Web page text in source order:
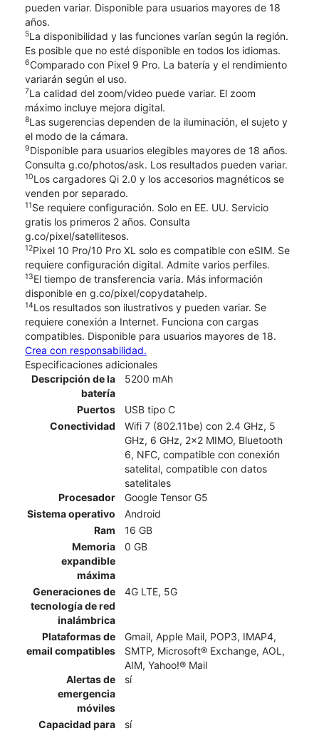
pueden variar. Disponible para usuarios mayores de 18
años.
5La disponibilidad y las funciones varían según la región.
Es posible que no esté disponible en todos los idiomas.
6Comparado con Pixel 9 Pro. La batería y el rendimiento
variarán según el uso.
7La calidad del zoom/video puede variar. El zoom
máximo incluye mejora digital.
8Las sugerencias dependen de la iluminación, el sujeto y
el modo de la cámara.
9Disponible para usuarios elegibles mayores de 18 años.
Consulta g.co/photos/ask. Los resultados pueden variar.
10Los cargadores Qi 2.0 y los accesorios magnéticos se
venden por separado.
11Se requiere configuración. Solo en EE. UU. Servicio
gratis los primeros 2 años. Consulta
g.co/pixel/satellitesos.
12Pixel 10 Pro/10 Pro XL solo es compatible con eSIM. Se
requiere configuración digital. Admite varios perfiles.
13El tiempo de transferencia varía. Más información
disponible en g.co/pixel/copydatahelp.
14Los resultados son ilustrativos y pueden variar. Se
requiere conexión a Internet. Funciona con cargas
compatibles. Disponible para usuarios mayores de 18.
Crea con responsabilidad.
Especificaciones adicionales
Descripción de la
batería
5200 mAh
Puertos
USB tipo C
Conectividad
Wifi 7 (802.11be) con 2.4 GHz, 5
GHz, 6 GHz, 2x2 MIMO, Bluetooth
6, NFC, compatible con conexión
satelital, compatible con datos
satelitales
Procesador
Google Tensor G5
Sistema operativo
Android
Ram
16 GB
Memoria
expandible
máxima
0 GB
Generaciones de
tecnología de red
inalámbrica
4G LTE, 5G
Plataformas de
email compatibles
Gmail, Apple Mail, POP3, IMAP4,
SMTP, Microsoft® Exchange, AOL,
AIM, Yahoo!® Mail
Alertas de
emergencia
móviles
sí
Capacidad para
sí